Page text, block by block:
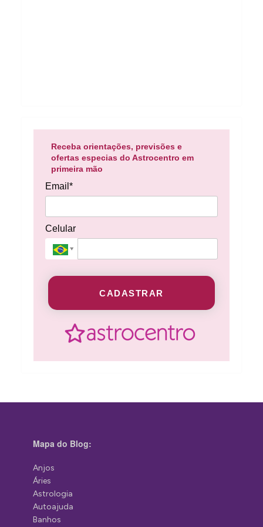
Receba orientações, previsões e
ofertas especias do Astrocentro em
primeira mão
Email*
Celular
CADASTRAR
Mapa do Blog:
Anjos
Áries
Astrologia
Autoajuda
Banhos